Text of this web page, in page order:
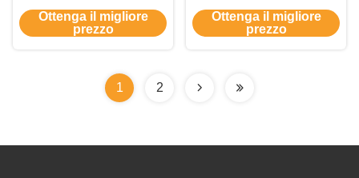
di zircone per uomini
Gioielli hipster
Ottenga il migliore
prezzo
Inossidabile Set Croce
Placcata Colletto
Ottenga il migliore
prezzo
1 2